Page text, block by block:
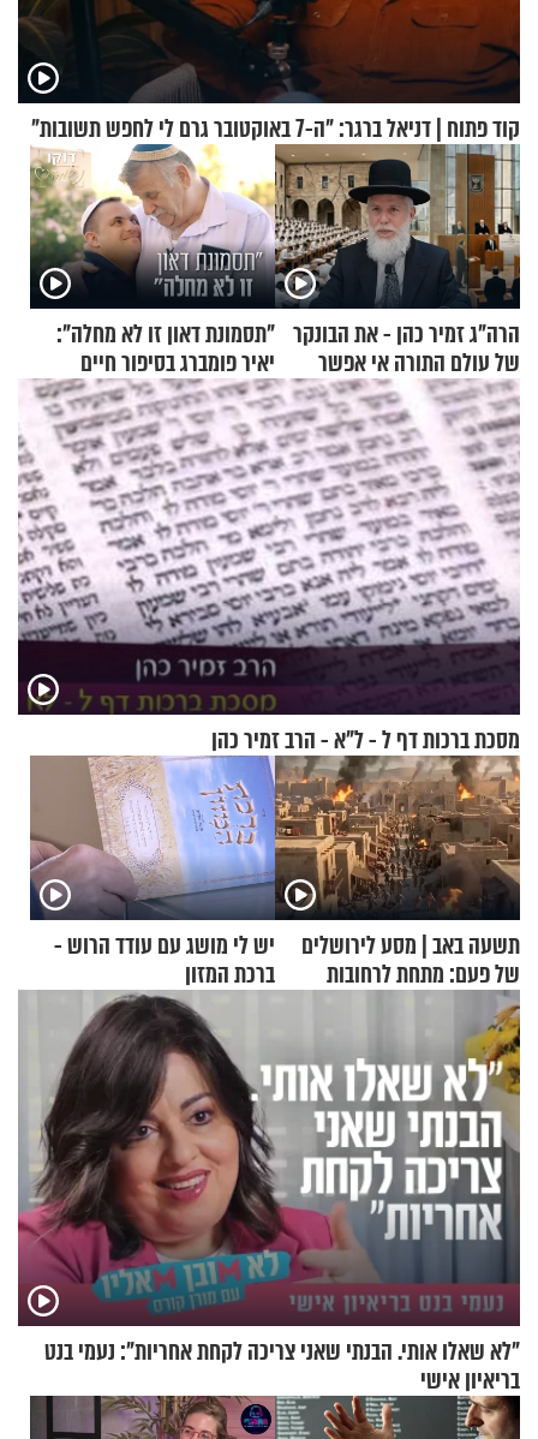
קוד פתוח | דניאל ברגר: "ה-7 באוקטובר גרם לי לחפש תשובות"
הרה"ג זמיר כהן - את הבונקר
של עולם התורה אי אפשר
לפרק
"תסמונת דאון זו לא מחלה":
יאיר פומברג בסיפור חיים
מעורר השראה
מסכת ברכות דף ל - ל"א - הרב זמיר כהן
תשעה באב | מסע לירושלים
של פעם: מתחת לרחובות
ירושלים
יש לי מושג עם עודד הרוש -
ברכת המזון
"לא שאלו אותי. הבנתי שאני צריכה לקחת אחריות": נעמי בנט
בריאיון אישי